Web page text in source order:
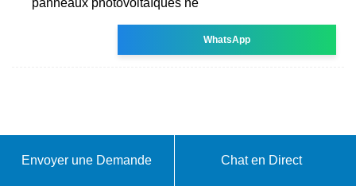
WhatsApp
Envoyer une Demande Chat en Direct